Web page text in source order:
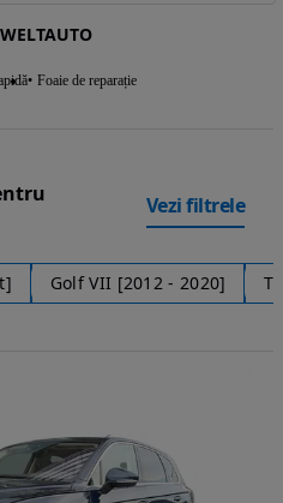
Foaie de reparație
Vezi filtrele
Golf VII [2012 - 2020]